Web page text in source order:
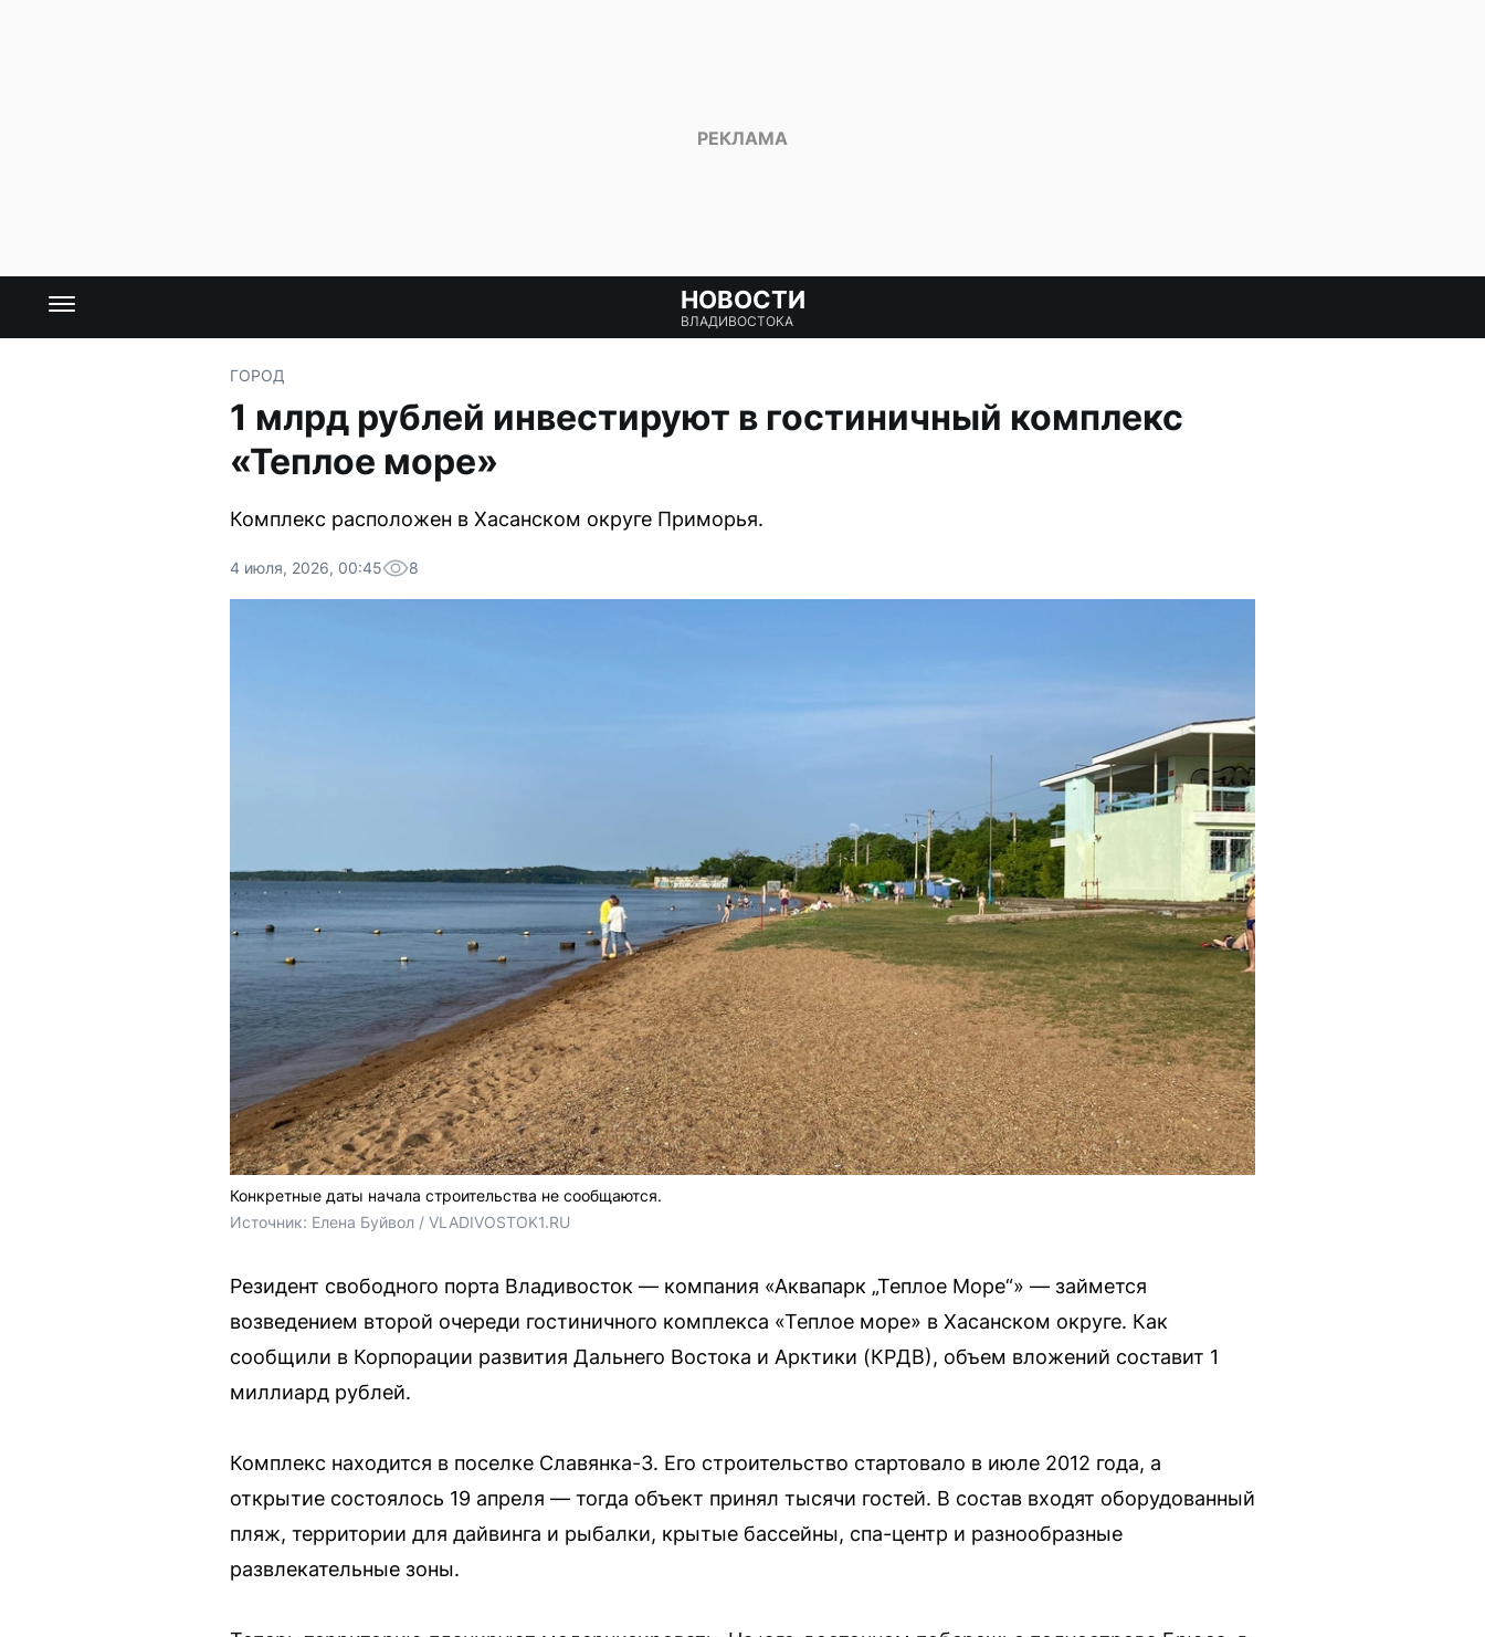
НОВОСТИ
ВЛАДИВОСТОКА
ГОРОД
1 млрд рублей инвестируют в гостиничный комплекс
«Теплое море»
Комплекс расположен в Хасанском округе Приморья.
4 июля, 2026, 00:45 8
Конкретные даты начала строительства не сообщаются.
Источник: Елена Буйвол / VLADIVOSTOK1.RU
Резидент свободного порта Владивосток — компания «Аквапарк „Теплое Море“» — займется
возведением второй очереди гостиничного комплекса «Теплое море» в Хасанском округе. Как
сообщили в Корпорации развития Дальнего Востока и Арктики (КРДВ), объем вложений составит 1
миллиард рублей.
Комплекс находится в поселке Славянка-3. Его строительство стартовало в июле 2012 года, а
открытие состоялось 19 апреля — тогда объект принял тысячи гостей. В состав входят оборудованный
пляж, территории для дайвинга и рыбалки, крытые бассейны, спа-центр и разнообразные
развлекательные зоны.